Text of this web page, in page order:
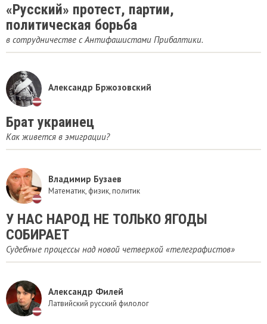
«Русский» протест, партии,
политическая борьба
в сотрудничестве с Антифашистами Прибалтики.
Александр Бржозовский
Брат украинец
Как живется в эмиграции?
Владимир Бузаев
Математик, физик, политик
У НАС НАРОД НЕ ТОЛЬКО ЯГОДЫ
СОБИРАЕТ
Судебные процессы над новой четверкой «телеграфистов»
Александр Филей
Латвийский русский филолог